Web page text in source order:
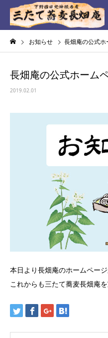
お知らせ 長畑庵の公式ホ
長畑庵の公式ホーム
2019.02.01
本日より長畑庵のホームページ
これからも三たて蕎麦長畑庵